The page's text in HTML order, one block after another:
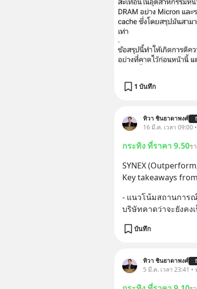
1 บันทึก
ทิวา ชินธาดาพงศ์
16 มี.ค. เวลา 09:00
กระทิง ที่ราคา 9.50ร
SYNEX
Key takeaways
- แนวโน้มสถานการ
บริษัทคาดว่าจะยังค
บันทึก
ทิวา ชินธาดาพงศ์
5 มี.ค. เวลา 23:41 •